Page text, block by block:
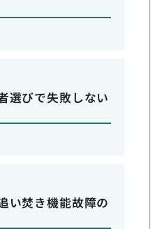
選びで失敗しない
い焚き機能故障の